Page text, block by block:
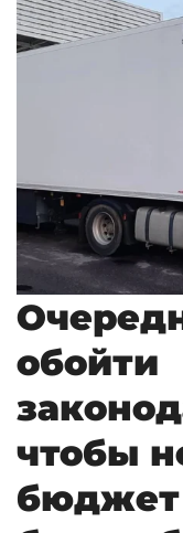
обойти
чтобы
бюджет